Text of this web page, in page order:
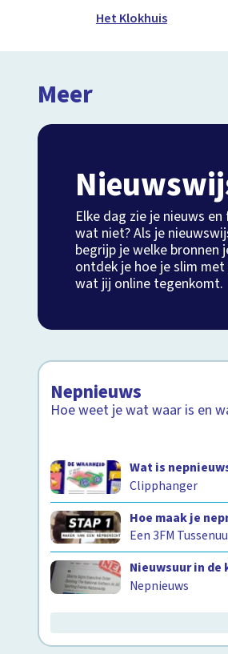
Het Klokhuis
Meer
Elke dag zie je nieuws
wat niet? Als je
begrijp je welke bronnen
ontdek je hoe je slim
wat jij online tegenkomt.
Nepnieuws
Hoe weet je wat waar is en
Wat is
Clipphanger
Hoe maak je
Een 3FM
Nieuwsuur in de
Nepnieuws